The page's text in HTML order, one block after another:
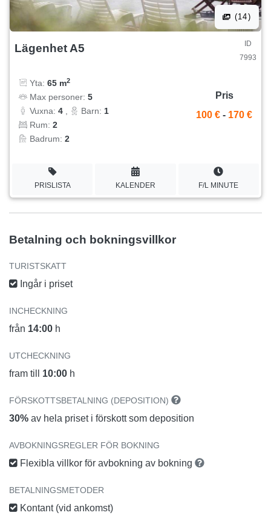
(14)
Lägenhet A5
ID
7993
Yta: 65 m2
Max personer: 5
Vuxna: 4 , Barn: 1
Rum: 2
Badrum: 2
Pris
100 € - 170 €
PRISLISTA KALENDER F/L MINUTE
Betalning och bokningsvillkor
TURISTSKATT
Ingår i priset
INCHECKNING
från 14:00 h
UTCHECKNING
fram till 10:00 h
FÖRSKOTTSBETALNING (DEPOSITION)
30% av hela priset i förskott som deposition
AVBOKNINGSREGLER FÖR BOKNING
Flexibla villkor för avbokning av bokning
BETALNINGSMETODER
Kontant (vid ankomst)